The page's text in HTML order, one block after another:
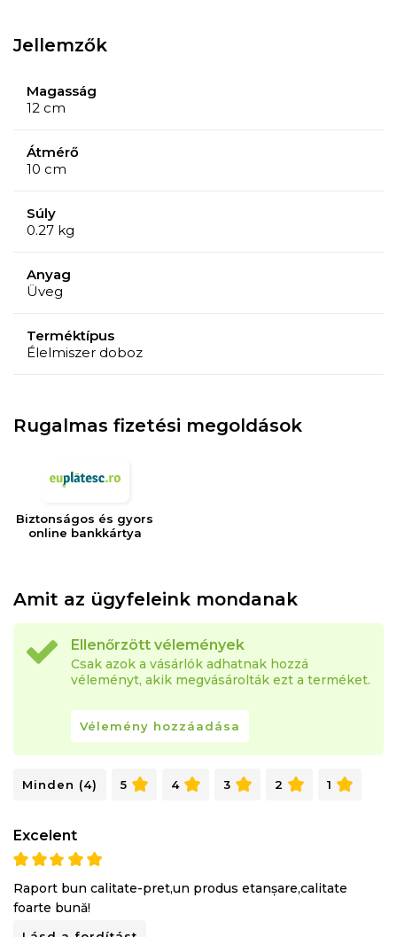
Jellemzők
Magasság
12 cm
Átmérő
10 cm
Súly
0.27 kg
Anyag
Üveg
Terméktípus
Élelmiszer doboz
Rugalmas fizetési megoldások
Biztonságos és gyors
online bankkártya
Amit az ügyfeleink mondanak
Ellenőrzött vélemények
Csak azok a vásárlók adhatnak hozzá
véleményt, akik megvásárolták ezt a terméket.
Vélemény hozzáadása
Minden (4) 5 4 3 2 1
Excelent
Raport bun calitate-pret,un produs etanșare,calitate
foarte bună!